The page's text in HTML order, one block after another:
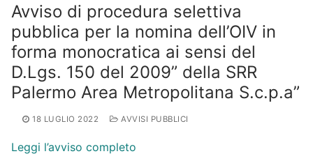
Avviso di procedura selettiva
pubblica per la nomina dell’OIV in
forma monocratica ai sensi del
D.Lgs. 150 del 2009” della SRR
Palermo Area Metropolitana S.c.p.a”
18 LUGLIO 2022 AVVISI PUBBLICI
Leggi l’avviso completo